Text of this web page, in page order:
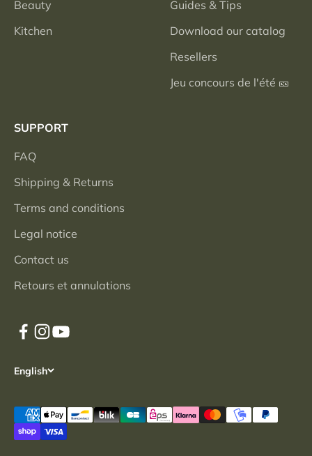
Beauty
Kitchen
Guides & Tips
Download our catalog
Resellers
Jeu concours de l'été 🎫
SUPPORT
FAQ
Shipping & Returns
Terms and conditions
Legal notice
Contact us
Retours et annulations
English